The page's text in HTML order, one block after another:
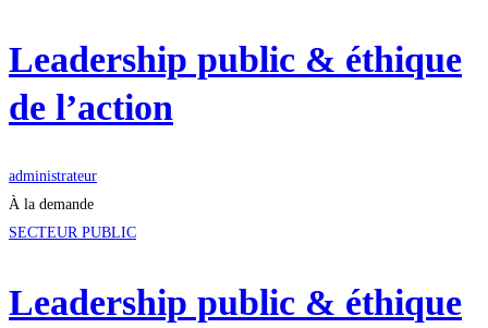
Leadership public & éthique
de l’action
administrateur
À la demande
SECTEUR PUBLIC
Leadership public & éthique